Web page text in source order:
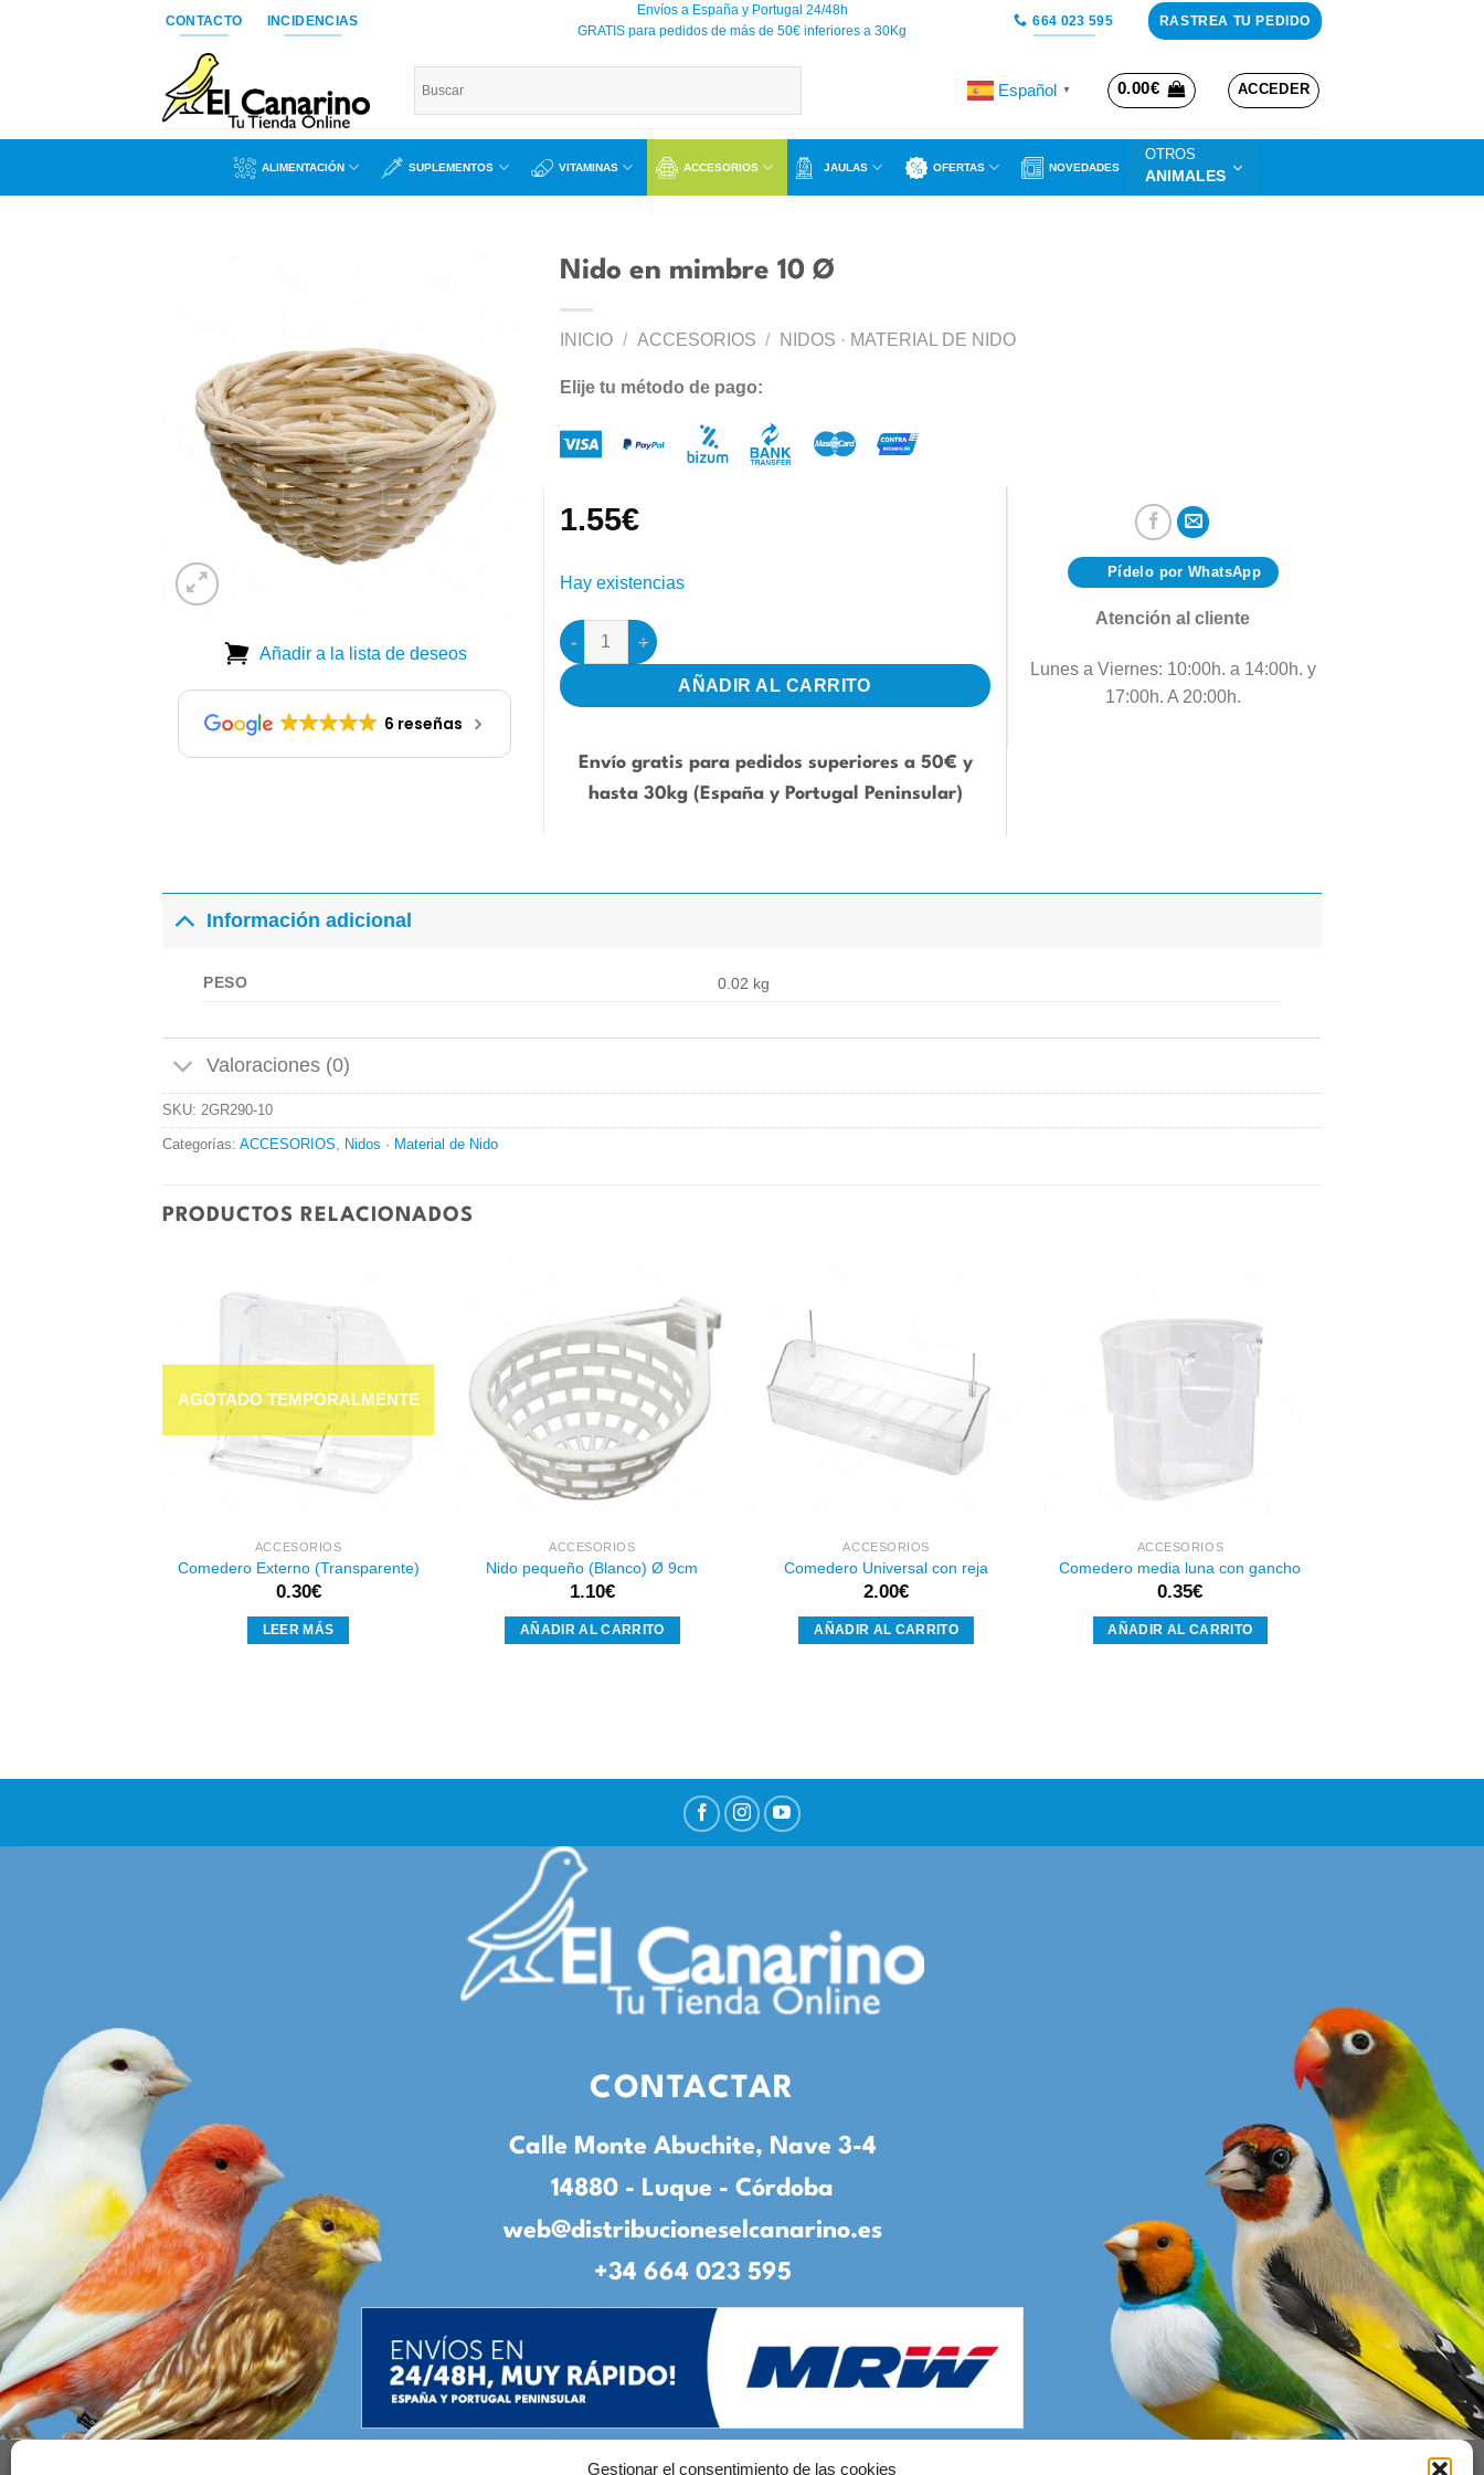
Gestionar el consentimiento de las cookies
CONTACTO INCIDENCIAS
Envíos a España y Portugal 24/48h
GRATIS para pedidos de más de 50€ inferiores a 30Kg
664 023 595 RASTREA TU PEDIDO
Español ▼ 0.00€ ACCEDER
ALIMENTACIÓN SUPLEMENTOS VITAMINAS ACCESORIOS JAULAS OFERTAS NOVEDADES
OTROS
ANIMALES
a la
lista de
deseos
Añadir a la lista de deseos
6 reseñas
Nido en mimbre 10 Ø
INICIO / ACCESORIOS / NIDOS · MATERIAL DE NIDO
Elije tu método de pago:
1.55€
Hay existencias
Nido en mimbre 10 Ø cantidad
AÑADIR AL CARRITO
Envío gratis para pedidos superiores a 50€ y
hasta 30kg (España y Portugal Peninsular)
Pídelo por WhatsApp
Atención al cliente
Lunes a Viernes: 10:00h. a 14:00h. y
17:00h. A 20:00h.
Información adicional
PESO 0.02 kg
Valoraciones (0)
SKU: 2GR290-10
Categorías: ACCESORIOS Nidos · Material de Nido
PRODUCTOS RELACIONADOS
deseos
ACCESORIOS
Comedero Externo (Transparente)
0.30€
LEER MÁS
Añadir
a la
lista de
deseos
ACCESORIOS
Nido pequeño (Blanco) Ø 9cm
1.10€
AÑADIR AL CARRITO
Añadir
lista de
deseos
ACCESORIOS
Comedero Universal con reja
2.00€
AÑADIR AL CARRITO
deseos
ACCESORIOS
Comedero media luna con gancho
0.35€
AÑADIR AL CARRITO
CONTACTAR
Calle Monte Abuchite, Nave 3-4
14880 - Luque - Córdoba
web@distribucioneselcanarino.es
+34 664 023 595